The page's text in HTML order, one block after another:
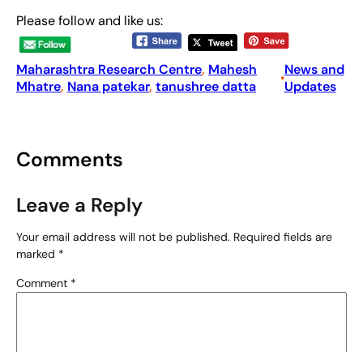
Please follow and like us:
Maharashtra Research Centre, Mahesh
Mhatre, Nana patekar, tanushree datta
•News and
Updates
Comments
Leave a Reply
Your email address will not be published. Required fields are
marked *
Comment *